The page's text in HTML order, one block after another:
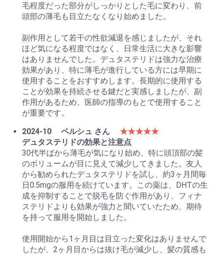
毛程度だった部分がしっかりとした毛に変わり、前
頭部の薄毛も目立たなくなり始めました。
副作用として若干の性欲減退を感じましたが、それ
ほど気になる程度ではなく、日常生活に大きな影響
はありませんでした。デュタステリドは強力な治療
効果があり、特に薄毛が進行している方には早期に
使用することをおすすめします。長期的に使用する
ことが効果を持続させる鍵だと実感しましたが、副
作用があるため、医師の指導のもとで使用すること
が重要です。
2024-10
ペルシュ さん
★★★★★
デュタステリドの効果と注意点
30代半ばから薄毛が気になり始め、特に頭頂部の髪
のボリュームが目に見えて減少してきました。友人
から勧められたデュタステリドを試し、約3ヶ月間毎
日0.5mgの服用を続けています。この薬は、DHTの生
成を抑制することで脱毛を防ぐ作用があり、フィナ
ステリドよりも効果が強力と聞いていたため、期待
を持って服用を開始しました。
使用開始から1ヶ月目は目立った変化はありませんで
したが、2ヶ月目からは抜け毛が減少し、髪の質感も